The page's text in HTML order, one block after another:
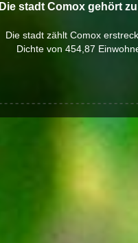
Die stadt Comox gehört
Die stadt zählt Comox
Dichte von 454,87